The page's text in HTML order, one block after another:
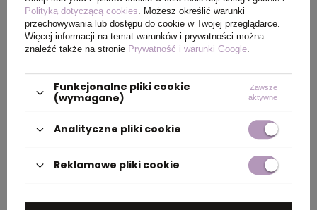
Rozmiar XXXL
PAKOWANIE
Wymiary
60 x 40 x 30 cm
Polityką dotyczącą cookies. Możesz określić warunki
przechowywania lub dostępu do cookie w Twojej przeglądarce.
Więcej informacji na temat warunków i prywatności można
znaleźć także na stronie Prywatność i warunki Google.
Funkcjonalne pliki cookie
(wymagane)
Zawsze
aktywne
Analityczne pliki cookie
Reklamowe pliki cookie